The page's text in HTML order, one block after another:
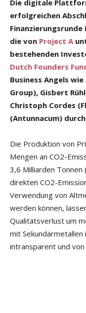
Die digitale
erfolgreichen
Finanzierungsrunde
die von Project A
bestehenden
Dutch Founders
Business Angels
Group), Gisbert
Christoph Cordes
(Antunnacum)
Die Produktion von
Mengen an CO2-
3,6 Milliarden
direkten CO2-
Verwendung von
werden können,
Qualitätsverlust um
mit
intransparent und